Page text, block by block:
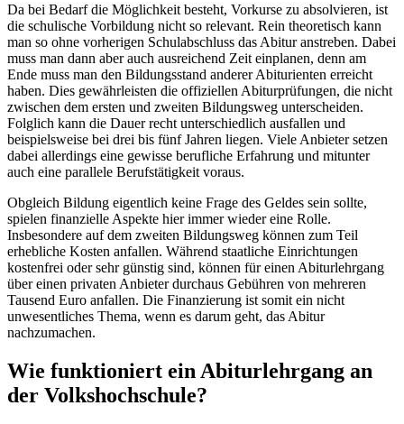
Da bei Bedarf die Möglichkeit besteht, Vorkurse zu absolvieren, ist
die schulische Vorbildung nicht so relevant. Rein theoretisch kann
man so ohne vorherigen Schulabschluss das Abitur anstreben. Dabei
muss man dann aber auch ausreichend Zeit einplanen, denn am
Ende muss man den Bildungsstand anderer Abiturienten erreicht
haben. Dies gewährleisten die offiziellen Abiturprüfungen, die nicht
zwischen dem ersten und zweiten Bildungsweg unterscheiden.
Folglich kann die Dauer recht unterschiedlich ausfallen und
beispielsweise bei drei bis fünf Jahren liegen. Viele Anbieter setzen
dabei allerdings eine gewisse berufliche Erfahrung und mitunter
auch eine parallele Berufstätigkeit voraus.
Obgleich Bildung eigentlich keine Frage des Geldes sein sollte,
spielen finanzielle Aspekte hier immer wieder eine Rolle.
Insbesondere auf dem zweiten Bildungsweg können zum Teil
erhebliche Kosten anfallen. Während staatliche Einrichtungen
kostenfrei oder sehr günstig sind, können für einen Abiturlehrgang
über einen privaten Anbieter durchaus Gebühren von mehreren
Tausend Euro anfallen. Die Finanzierung ist somit ein nicht
unwesentliches Thema, wenn es darum geht, das Abitur
nachzumachen.
Wie funktioniert ein Abiturlehrgang an
der Volkshochschule?